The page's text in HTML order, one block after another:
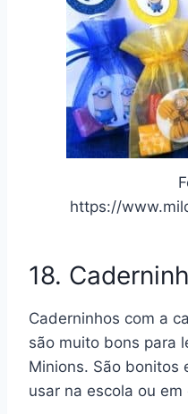
https://
18.
Caderninhos com a
são muito bons para
Minions. São bonitos
usar na escola ou em